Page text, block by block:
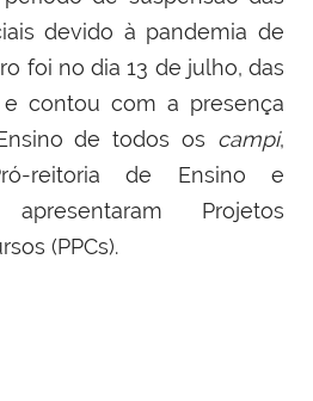
devido à pandemia de
foi no dia 13 de julho, das
contou com a presença
de todos os campi,
reitoria de Ensino e
Projetos
(PPCs).